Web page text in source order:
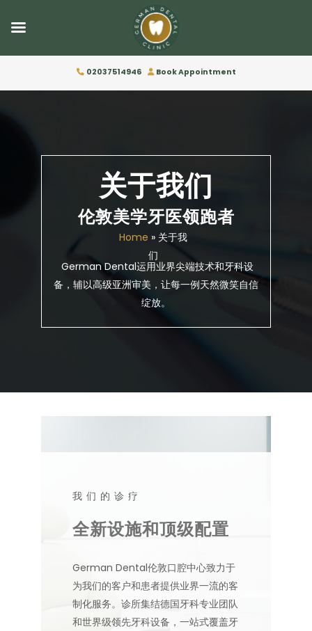
02037514946 Book Appointment
关于我们
伦敦美学牙医领跑者
Home » 关于我
们
German Dental运用业界尖端技术和牙科设
备，辅以高级亚洲审美，让每一例天然微笑自信
绽放。
我们的诊疗
全新设施和顶级配置
German Dental伦敦口腔中心致力于
为我们的客户和患者提供业界一流的客
制化服务。诊所集结德国牙科专业团队
和世界级领先牙科设备，一站式覆盖牙